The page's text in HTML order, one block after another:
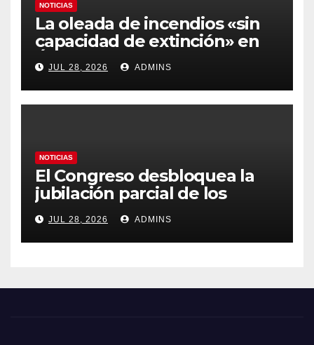
NOTICIAS
La oleada de incendios «sin
capacidad de extinción» en
Ávila y al oeste de Madrid
obliga a declarar la
emergencia nacional
JUL 28, 2026 ADMINS
NOTICIAS
El Congreso desbloquea la
jubilación parcial de los
trabajadores laborales del
sector público
JUL 28, 2026 ADMINS